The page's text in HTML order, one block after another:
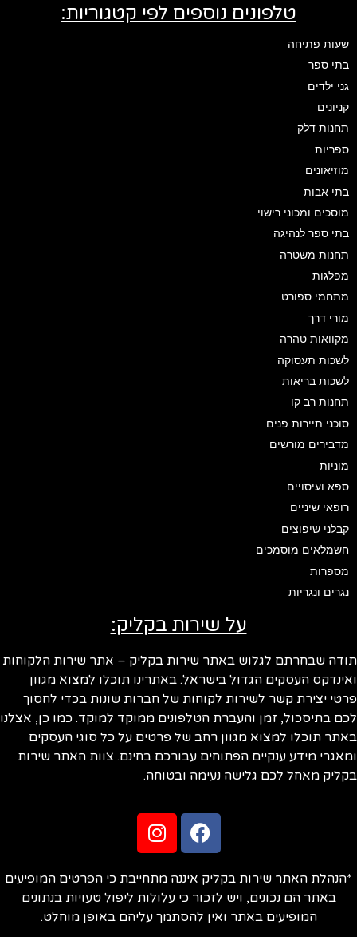
טלפונים נוספים לפי קטגוריות:
שעות פתיחה
בתי ספר
גני ילדים
קניונים
תחנות דלק
ספריות
מוזיאונים
בתי אבות
מוסכים ומכוני רישוי
בתי ספר לנהיגה
תחנות משטרה
מפלגות
מתחמי ספורט
מורי דרך
מקוואות טהרה
לשכות תעסוקה
לשכות בריאות
תחנות רב קו
סוכני תיירות פנים
מדבירים מורשים
מוניות
ספא ועיסויים
רופאי שיניים
קבלני שיפוצים
חשמלאים מוסמכים
מספרות
נגרים ונגריות
על שירות בקליק:
שבחרתם לגלוש באתר שירות בקליק – אתר שירות הלקוחות
העסקים הגדול בישראל. באתרינו תוכלו למצוא מגוון
יצירת קשר לשירות לקוחות של חברות שונות בכדי לחסוך
בתיסכול, זמן והעברת הטלפונים ממוקד למוקד. כמו כן, אצלנו
תוכלו למצוא מגוון רחב של פרטים על כל סוגי העסקים
מידע ענקיים הפתוחים עבורכם בחינם. צוות האתר שירות
מאחל לכם גלישה נעימה ובטוחה.
האתר שירות בקליק איננה מתחייבת כי הפרטים המופיעים
באתר הם נכונים, ויש לזכור כי עלולות ליפול טעויות בנתונים
המופיעים באתר ואין להסתמך עליהם באופן מוחלט.